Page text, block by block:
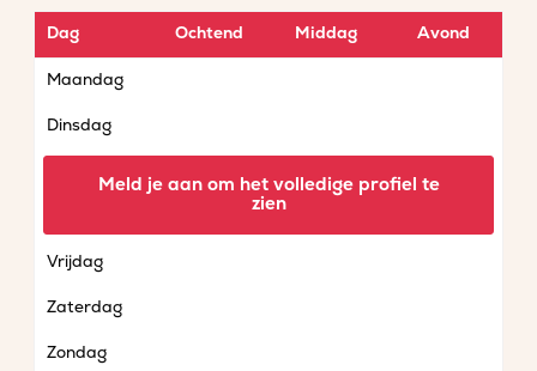
Dag Ochtend Middag Avond
Maandag
Dinsdag
Vrijdag
Zaterdag
Zondag
Meld je aan om het volledige profiel te
zien